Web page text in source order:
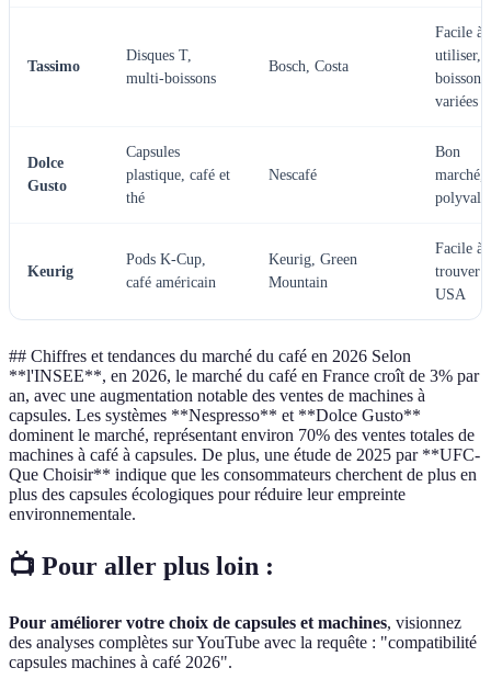
Tassimo
Disques T,
multi-boissons
Bosch, Costa
Facile à
utiliser,
boissons
variées
Dolce
Gusto
Capsules
plastique, café et
thé
Nescafé
Bon
marché,
Keurig
Pods K-Cup,
café américain
Keurig, Green
Mountain
Facile à
trouver
USA
## Chiffres et tendances du marché du café en 2026 Selon
**l'INSEE**, en 2026, le marché du café en France croît de 3% par
an, avec une augmentation notable des ventes de machines à
capsules. Les systèmes **Nespresso** et **Dolce Gusto**
dominent le marché, représentant environ 70% des ventes totales de
machines à café à capsules. De plus, une étude de 2025 par **UFC-
Que Choisir** indique que les consommateurs cherchent de plus en
plus des capsules écologiques pour réduire leur empreinte
environnementale.
📺 Pour aller plus loin :
Pour améliorer votre choix de capsules et machines, visionnez
des analyses complètes sur YouTube avec la requête : "compatibilité
capsules machines à café 2026".